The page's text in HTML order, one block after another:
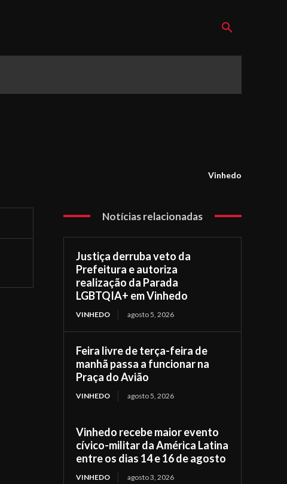
Vinhedo
Notícias relacionadas
Justiça derruba veto da
Prefeitura e autoriza
realização da Parada
LGBTQIA+ em Vinhedo
VINHEDO agosto 5, 2026
Feira livre de terça-feira de
manhã passa a funcionar na
Praça do Avião
VINHEDO agosto 5, 2026
Vinhedo recebe maior evento
cívico-militar da América Latina
entre os dias 14 e 16 de agosto
VINHEDO agosto 3, 2026